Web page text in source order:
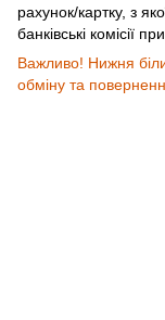
рахунок/картку, з
банківські комісії
Важливо! Нижня
обміну та